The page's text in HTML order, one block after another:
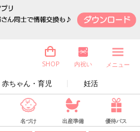
赤ちゃん・育児 妊活
SHOP 内祝い メニュー
名づけ 出産準備 優待パス